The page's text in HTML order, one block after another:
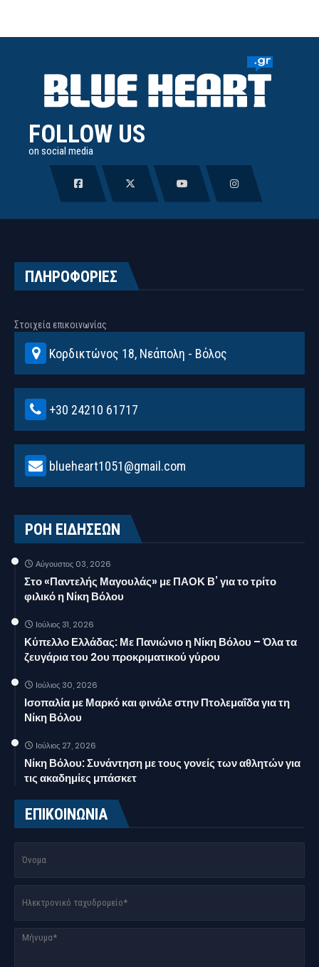
FOLLOW US
on social media
ΠΛΗΡΟΦΟΡΙΕΣ
Στοιχεία επικοινωνίας
Κορδικτώνος 18, Νεάπολη - Βόλος
+30 24210 61717
blueheart1051@gmail.com
ΡΟΗ ΕΙΔΗΣΕΩΝ
Αύγουστος 03, 2026
Στο «Παντελής Μαγουλάς» με ΠΑΟΚ Β’ για το τρίτο
φιλικό η Νίκη Βόλου
Ιούλιος 31, 2026
Κύπελλο Ελλάδας: Με Πανιώνιο η Νίκη Βόλου – Όλα τα
ζευγάρια του 2ου προκριματικού γύρου
Ιούλιος 30, 2026
Ισοπαλία με Μαρκό και φινάλε στην Πτολεμαΐδα για τη
Νίκη Βόλου
Ιούλιος 27, 2026
Νίκη Βόλου: Συνάντηση με τους γονείς των αθλητών για
τις ακαδημίες μπάσκετ
ΕΠΙΚΟΙΝΩΝΙΑ